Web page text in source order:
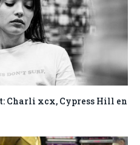
Charli xcx, Cypress Hill en